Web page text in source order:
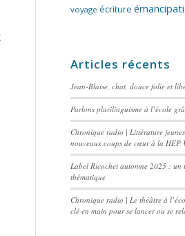
voyage écriture
Articles récents
Jean-Blaise, chat, douce folie et
Parlons plurilinguisme à l’école
Chronique radio | Littérature
nouveaux coups de cœur à la HEP
Label Ricochet automne 2025 : un
thématique
Chronique radio | Le théâtre à
clé en main pour se lancer ou se